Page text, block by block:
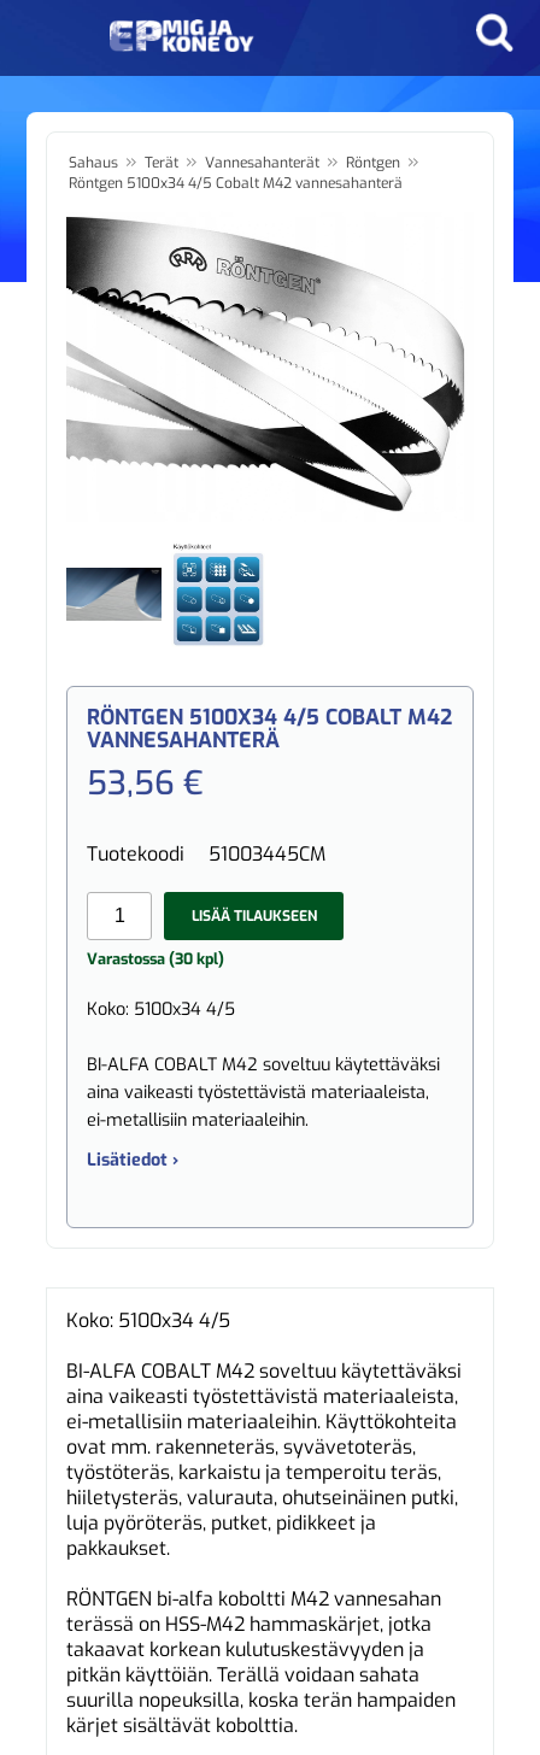
Sahaus » Terät » Vannesahanterät » Röntgen »
Röntgen 5100x34 4/5 Cobalt M42 vannesahanterä
RÖNTGEN 5100X34 4/5 COBALT M42
VANNESAHANTERÄ
53,56 €
Tuotekoodi 51003445CM
LISÄÄ TILAUKSEEN
Varastossa (30 kpl)
Koko: 5100x34 4/5
BI-ALFA COBALT M42 soveltuu käytettäväksi
aina vaikeasti työstettävistä materiaaleista,
ei-metallisiin materiaaleihin.
Lisätiedot ›
Koko: 5100x34 4/5
BI-ALFA COBALT M42 soveltuu käytettäväksi
aina vaikeasti työstettävistä materiaaleista,
ei-metallisiin materiaaleihin. Käyttökohteita
ovat mm. rakenneteräs, syvävetoteräs,
työstöteräs, karkaistu ja temperoitu teräs,
hiiletysteräs, valurauta, ohutseinäinen putki,
luja pyöröteräs, putket, pidikkeet ja
pakkaukset.
RÖNTGEN bi-alfa koboltti M42 vannesahan
terässä on HSS-M42 hammaskärjet, jotka
takaavat korkean kulutuskestävyyden ja
pitkän käyttöiän. Terällä voidaan sahata
suurilla nopeuksilla, koska terän hampaiden
kärjet sisältävät kobolttia.